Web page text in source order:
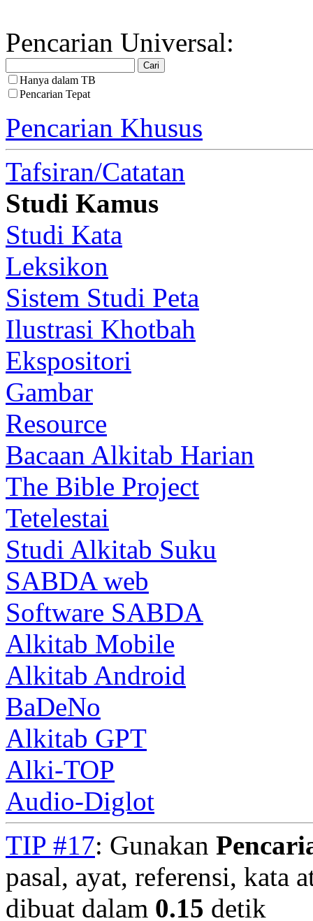
Pencarian Universal:
Hanya dalam TB
Pencarian Tepat
Pencarian Khusus
Tafsiran/Catatan
Studi Kamus
Studi Kata
Leksikon
Sistem Studi Peta
Ilustrasi Khotbah
Ekspositori
Gambar
Resource
Bacaan Alkitab Harian
The Bible Project
Tetelestai
Studi Alkitab Suku
SABDA web
Software SABDA
Alkitab Mobile
Alkitab Android
BaDeNo
Alkitab GPT
Alki-TOP
Audio-Diglot
TIP #17: Gunakan
pasal, ayat, referensi, kata
dibuat dalam 0.15 detik